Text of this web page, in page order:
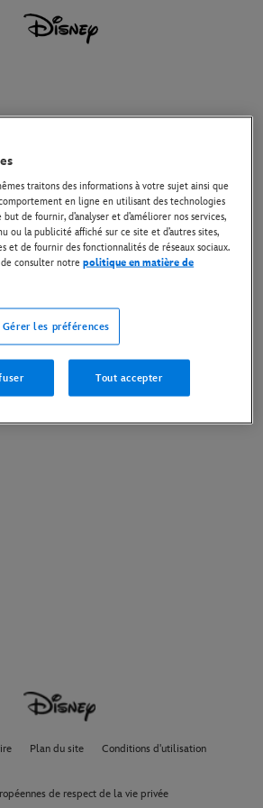
Plan du site Conditions d'utilisation
de respect de la vie privée
traitons des informations à votre sujet ainsi que
en ligne en utilisant des technologies
de fournir, d’analyser et d’améliorer nos services,
ou la publicité affiché sur ce site et d’autres sites,
et de fournir des fonctionnalités de réseaux sociaux.
de consulter notrepolitique en matière de
Gérer les préférences
Tout accepter